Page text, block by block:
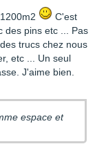
C'est
des pins etc ... Pas
trucs chez nous
etc ... Un seul
J'aime bien.
espace et